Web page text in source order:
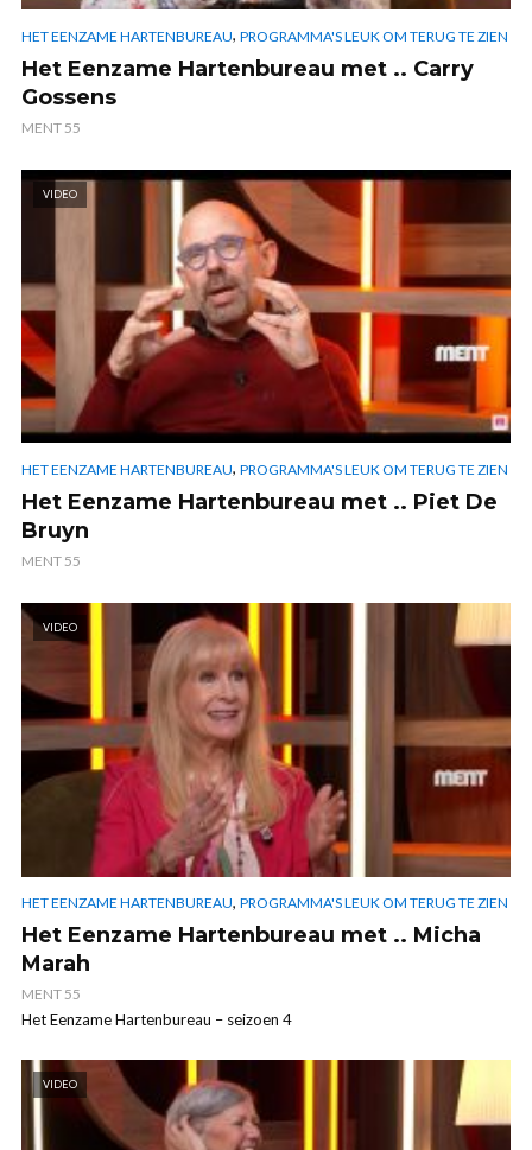
HET EENZAME HARTENBUREAU, PROGRAMMA'S LEUK OM TERUG TE ZIEN
Het Eenzame Hartenbureau met .. Carry
Gossens
MENT 55
VIDEO
HET EENZAME HARTENBUREAU, PROGRAMMA'S LEUK OM TERUG TE ZIEN
Het Eenzame Hartenbureau met .. Piet De
Bruyn
MENT 55
VIDEO
HET EENZAME HARTENBUREAU, PROGRAMMA'S LEUK OM TERUG TE ZIEN
Het Eenzame Hartenbureau met .. Micha
Marah
MENT 55
Het Eenzame Hartenbureau – seizoen 4
VIDEO